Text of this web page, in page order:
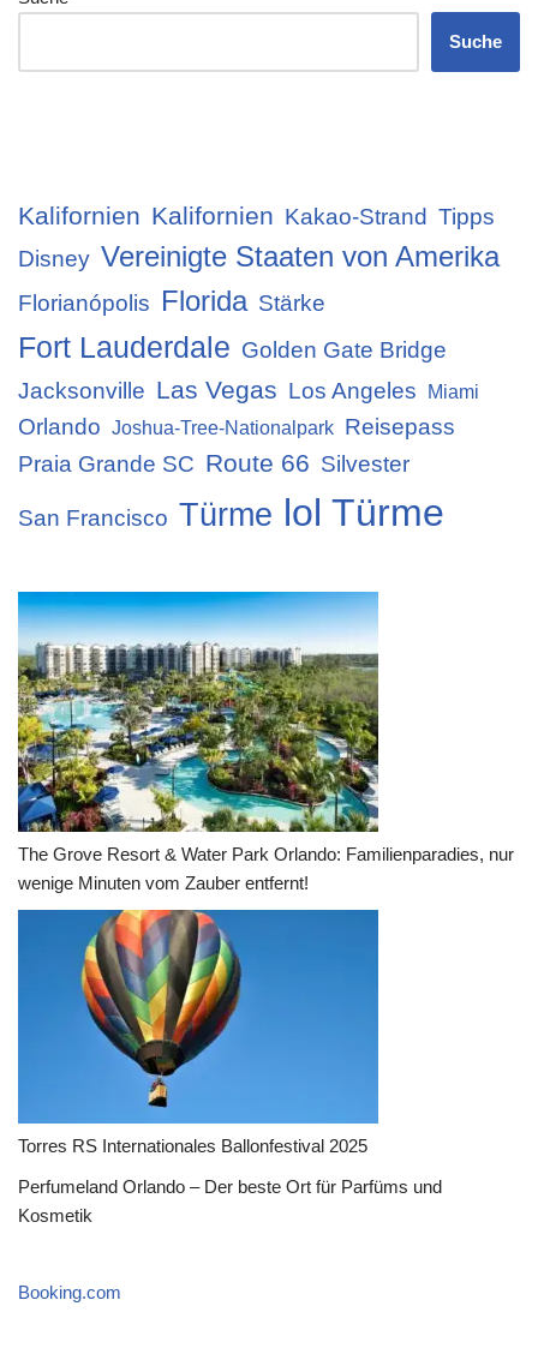
Suche
Kalifornien Kalifornien Kakao-Strand Tipps
Disney Vereinigte Staaten von Amerika
Florianópolis Florida Stärke
Fort Lauderdale Golden Gate Bridge
Jacksonville Las Vegas Los Angeles Miami
Orlando Joshua-Tree-Nationalpark Reisepass
Praia Grande SC Route 66 Silvester
San Francisco Türme lol Türme
The Grove Resort & Water Park Orlando: Familienparadies, nur
wenige Minuten vom Zauber entfernt!
Torres RS Internationales Ballonfestival 2025
Perfumeland Orlando – Der beste Ort für Parfüms und
Kosmetik
Booking.com